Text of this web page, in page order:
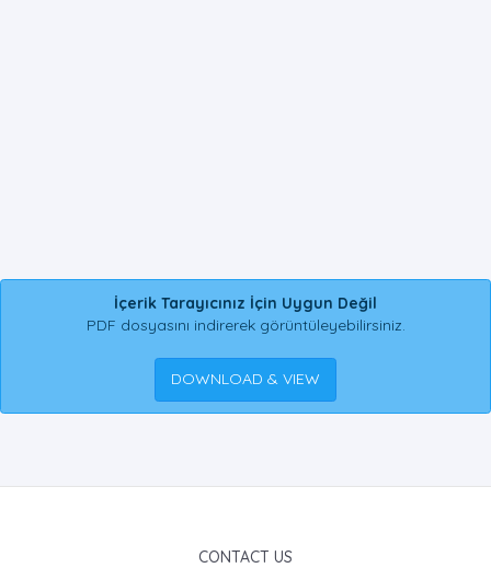
İçerik Tarayıcınız İçin Uygun Değil
PDF dosyasını indirerek görüntüleyebilirsiniz.
DOWNLOAD & VIEW
CONTACT US